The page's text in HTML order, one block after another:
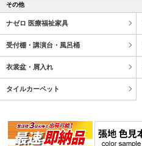
その他
ナゼロ 医療福祉家具
受付棚・講演台・風呂桶
衣裳盆・屑入れ
タイルカーペット